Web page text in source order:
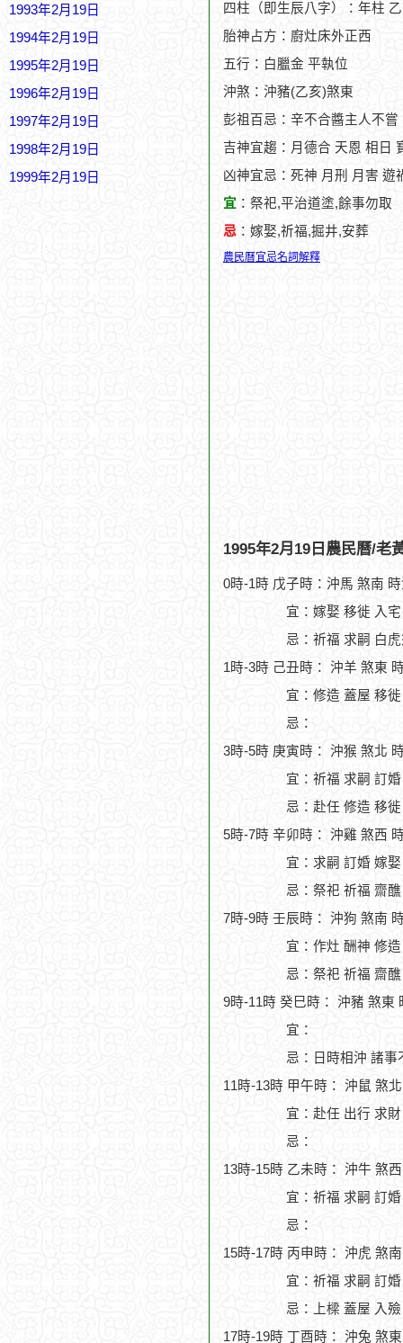
1993年2月19日
1994年2月19日
1995年2月19日
1996年2月19日
1997年2月19日
1998年2月19日
1999年2月19日
四柱（即生辰八字）：年柱
胎神占方：廚灶床外正西
五行：白臘金 平執位
沖煞：沖豬(乙亥)煞東
彭祖百忌：辛不合醬主人不
吉神宜趨：月德合 天恩 相日
凶神宜忌：死神 月刑 月害 遊
宜 ：祭祀,平治道塗,餘事勿取
忌 ：嫁娶,祈福,掘井,安葬
農民曆宜忌名詞解釋
1995年2月19日農民曆/老
0時-1時 戊子時：沖馬 煞南
宜：嫁娶 移徙 入
忌：祈福 求嗣 白
1時-3時 己丑時： 沖羊 煞東
宜：修造 蓋屋 移
忌：
3時-5時 庚寅時： 沖猴 煞北
宜：祈福 求嗣 訂
忌：赴任 修造 移
5時-7時 辛卯時： 沖雞 煞西
宜：求嗣 訂婚 嫁
忌：祭祀 祈福 齋
7時-9時 壬辰時： 沖狗 煞南
宜：作灶 酬神 修
忌：祭祀 祈福 齋
9時-11時 癸巳時： 沖豬 煞東
宜：
忌：日時相沖 諸事
11時-13時 甲午時： 沖鼠 煞
宜：赴任 出行 求
忌：
13時-15時 乙未時： 沖牛 煞
宜：祈福 求嗣 訂
忌：
15時-17時 丙申時： 沖虎 煞
宜：祈福 求嗣 訂
忌：上樑 蓋屋 入
17時-19時 丁酉時： 沖兔 煞